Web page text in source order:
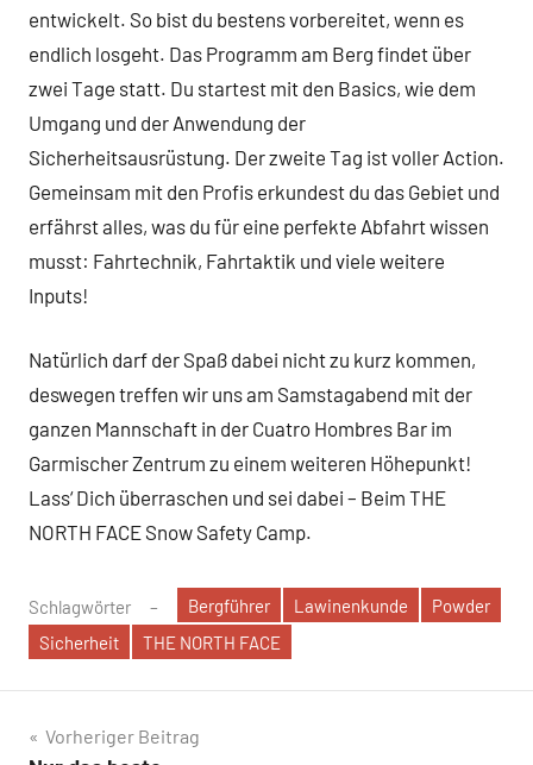
entwickelt. So bist du bestens vorbereitet, wenn es
endlich losgeht. Das Programm am Berg findet über
zwei Tage statt. Du startest mit den Basics, wie dem
Umgang und der Anwendung der
Sicherheitsausrüstung. Der zweite Tag ist voller Action.
Gemeinsam mit den Profis erkundest du das Gebiet und
erfährst alles, was du für eine perfekte Abfahrt wissen
musst: Fahrtechnik, Fahrtaktik und viele weitere
Inputs!
Natürlich darf der Spaß dabei nicht zu kurz kommen,
deswegen treffen wir uns am Samstagabend mit der
ganzen Mannschaft in der Cuatro Hombres Bar im
Garmischer Zentrum zu einem weiteren Höhepunkt!
Lass‘ Dich überraschen und sei dabei – Beim THE
NORTH FACE Snow Safety Camp.
Schlagwörter Bergführer Lawinenkunde
Powder
Sicherheit
THE NORTH FACE
Beitragsnavigation
Vorheriger Beitrag